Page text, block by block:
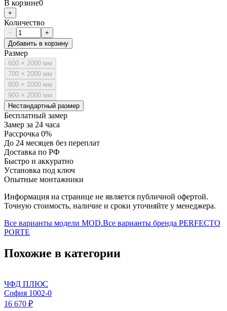
В корзине0
+
Количество
−
+
Добавить в корзину
Размер
600 × 2000 мм
700 × 2000 мм
800 × 2000 мм
900 × 2000 мм
Нестандартный размер
Бесплатный замер
Замер за 24 часа
Рассрочка 0%
До 24 месяцев без переплат
Доставка по РФ
Быстро и аккуратно
Установка под ключ
Опытные монтажники
Информация на странице не является публичной офертой.
Точную стоимость, наличие и сроки уточняйте у менеджера.
Все варианты модели MOD.Все варианты бренда PERFECTO
PORTE
Похожие в категории
ЧФД ПЛЮС
София 1002-0
16 670 ₽